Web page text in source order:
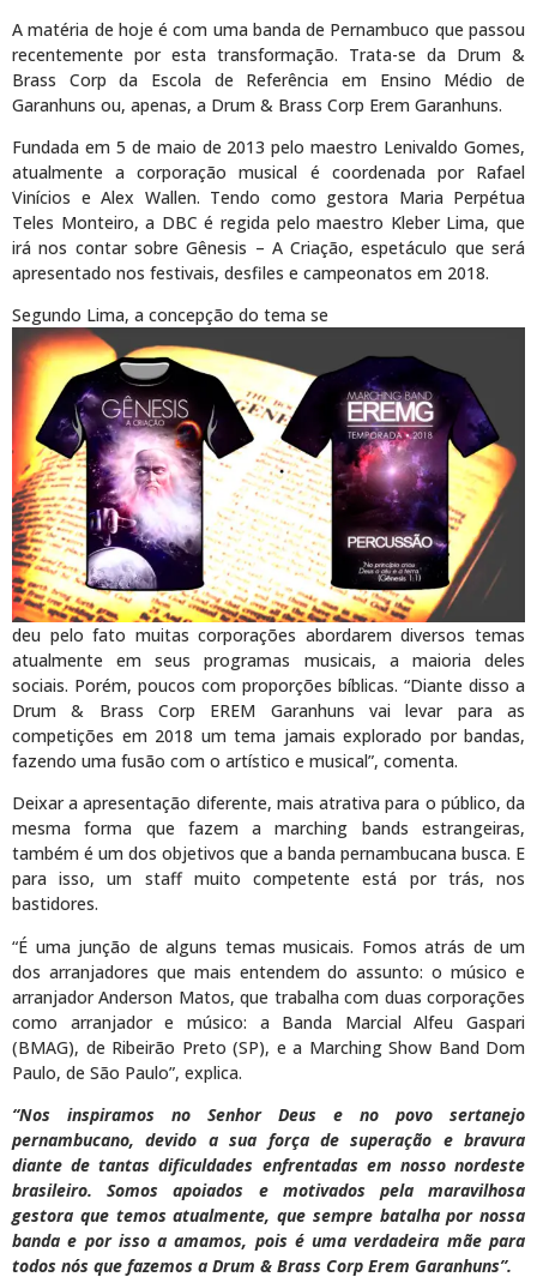
A matéria de hoje é com uma banda de Pernambuco que passou
recentemente por esta transformação. Trata-se da Drum &
Brass Corp da Escola de Referência em Ensino Médio de
Garanhuns ou, apenas, a Drum & Brass Corp Erem Garanhuns.
Fundada em 5 de maio de 2013 pelo maestro Lenivaldo Gomes,
atualmente a corporação musical é coordenada por Rafael
Vinícios e Alex Wallen. Tendo como gestora Maria Perpétua
Teles Monteiro, a DBC é regida pelo maestro Kleber Lima, que
irá nos contar sobre Gênesis – A Criação, espetáculo que será
apresentado nos festivais, desfiles e campeonatos em 2018.
Segundo Lima, a concepção do tema se
deu pelo fato muitas corporações abordarem diversos temas
atualmente em seus programas musicais, a maioria deles
sociais. Porém, poucos com proporções bíblicas. “Diante disso a
Drum & Brass Corp EREM Garanhuns vai levar para as
competições em 2018 um tema jamais explorado por bandas,
fazendo uma fusão com o artístico e musical”, comenta.
Deixar a apresentação diferente, mais atrativa para o público, da
mesma forma que fazem a marching bands estrangeiras,
também é um dos objetivos que a banda pernambucana busca. E
para isso, um staff muito competente está por trás, nos
bastidores.
“É uma junção de alguns temas musicais. Fomos atrás de um
dos arranjadores que mais entendem do assunto: o músico e
arranjador Anderson Matos, que trabalha com duas corporações
como arranjador e músico: a Banda Marcial Alfeu Gaspari
(BMAG), de Ribeirão Preto (SP), e a Marching Show Band Dom
Paulo, de São Paulo”, explica.
“Nos inspiramos no Senhor Deus e no povo sertanejo
pernambucano, devido a sua força de superação e bravura
diante de tantas dificuldades enfrentadas em nosso nordeste
brasileiro. Somos apoiados e motivados pela maravilhosa
gestora que temos atualmente, que sempre batalha por nossa
banda e por isso a amamos, pois é uma verdadeira mãe para
todos nós que fazemos a Drum & Brass Corp Erem Garanhuns”.